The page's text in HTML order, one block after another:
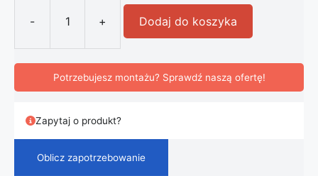
-
ilość Nowoczesna Skandynawska
+ Dodaj do koszyka
Potrzebujesz montażu? Sprawdź naszą ofertę!
Zapytaj o produkt?
Oblicz zapotrzebowanie